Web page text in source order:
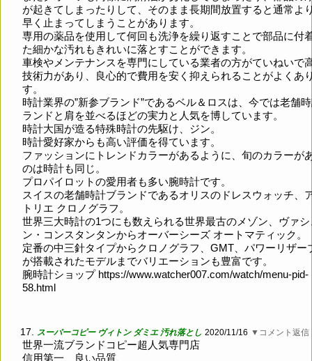
が起きてしまったりして、そのまま長期間放置すると通常よ
早く止まってしまうことがあります。
専用の薬品を使用して何回も洗浄を繰り返すことで部品に付
た細かな汚れもきれいに落とすことができます。
車検やメンテナンスを専門にしている業者の方がていねいで
技術力があり、良心的で費用を安く抑えられることがよくあ
す。
時計業界の”新参ブランド”であるベル＆ロスは、今では老舗
ランドと肩を並べるほどの実力と人気を博しています。
時計大国が造る特殊時計の先駆け、ジン。
時計愛好家からも高い評価を得ています。
ファッションにトレンドカラーがあるように、旬のカラーが
のは時計も同じ。
プロパイロットの愛用者も多い腕時計です。
スイスの老舗時計ブランドであるオリスのドレスウォッチ、
トリエ クロノグラフ。
世界三大時計の1つにも数えられる世界最古のメゾン、ヴァ
ン・コンスタンタンからオーバーシーズ オートマティック。
定番の中三針タイプからクロノグラフ、GMT、パワーリザー
が搭載されたモデルまでバリエーションも豊富です。
腕時計ショップ https://www.watcher007.com/watch/menu-pid-
58.html
17. スーパーコピー ヴィトン ダミエ 汚れ落とし 2020/11/16 ▼コメント返信
世界一流ブランドコピー超人気専門店
信用第一、良い品質、